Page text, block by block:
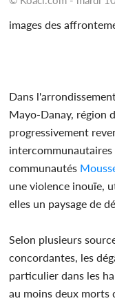
images des
Dans
Mayo-Danay, région
progressivement
intercommunautaires
communautés
une violence inouïe,
elles un paysage de
Selon plusieurs
concordantes, les
particulier dans les
au moins deux morts